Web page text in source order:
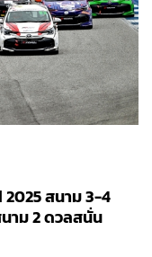
สนาม 3-4
าม 2 ดวลสนั่น